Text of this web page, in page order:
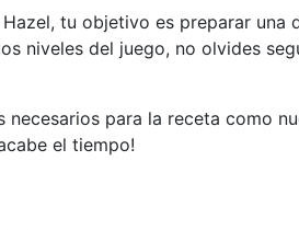
tu objetivo es preparar una
niveles del juego, no olvides
para la receta como
el tiempo!